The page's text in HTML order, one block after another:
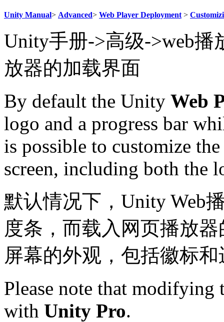
Unity Manual> Advanced> Web Player Deployment >
Unity手册->高级->web
放器的加载界面
By default the Unity Web
logo and a progress bar
is possible to customize
screen, including both the
默认情况下，Unity Web
度条，而载入网页播放
屏幕的外观，包括徽标
Please note that modifying
with Unity Pro.